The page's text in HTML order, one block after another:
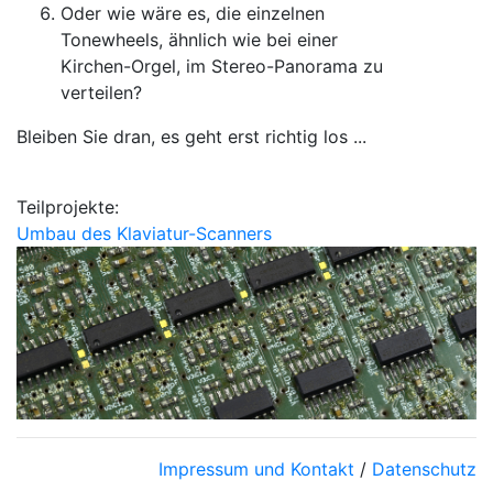
Oder wie wäre es, die einzelnen
Tonewheels, ähnlich wie bei einer
Kirchen-Orgel, im Stereo-Panorama zu
verteilen?
Bleiben Sie dran, es geht erst richtig los ...
Teilprojekte:
Umbau des Klaviatur-Scanners
Impressum und Kontakt / Datenschutz